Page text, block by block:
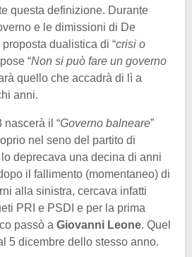
questa definizione. Durante
e le dimissioni di De
dualistica di “crisi o
“Non si può fare un governo
quello che accadrà di lì a
anni.
nascerà il “Governo balneare”
nel seno del partito di
deprecava una decina di anni
il fallimento (momentaneo) di
alla sinistra, cercava infatti
PRI e PSDI e per la prima
passò a Giovanni Leone. Quel
5 dicembre dello stesso anno.